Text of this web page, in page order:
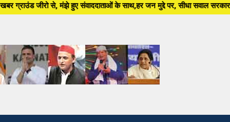
मंझे हुए संवाददाताओं के साथ,हर जन मुद्दे पर, सीधा सवाल सरकार से